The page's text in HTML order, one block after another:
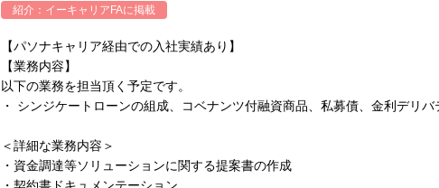
紹介： イーキャリアFAに掲載
【パソナキャリア経由での入社実績あり】
【業務内容】
以下の業務を担当頂く予定です。
・ シンジケートローンの組成、コベナンツ付融資商品、私募債、金利デリ
＜詳細な業務内容＞
・資金調達等ソリューションに関する提案書の作成
・契約書ドキュメンテーション